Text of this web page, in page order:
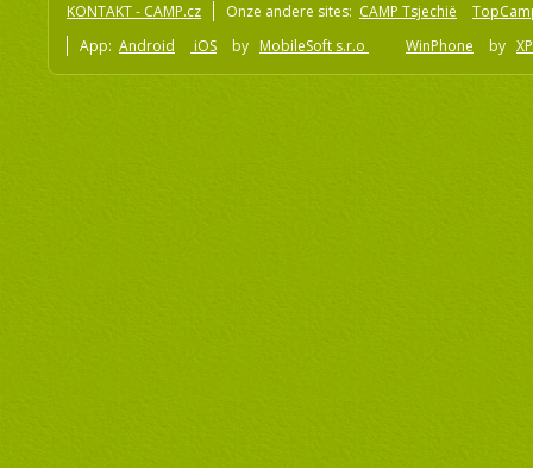
KONTAKT - CAMP.cz Onze andere sites: CAMP Tsjechië
App: Android iOS by MobileSoft s.r.o WinPhone by